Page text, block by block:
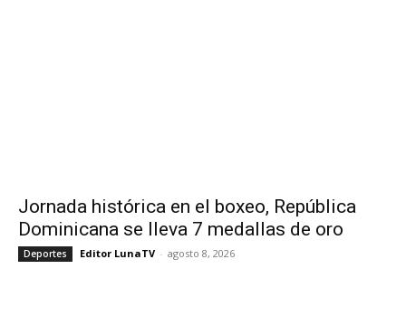
Jornada histórica en el boxeo, República
Dominicana se lleva 7 medallas de oro
Deportes Editor LunaTV - agosto 8, 2026